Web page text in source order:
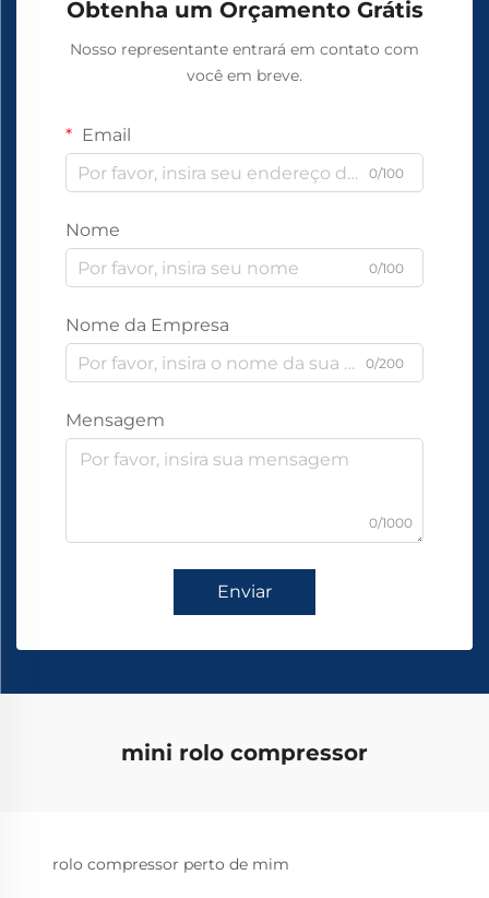
Obtenha um Orçamento Grátis
Nosso representante entrará em contato com
você em breve.
Email
0/100
Nome
0/100
Nome da Empresa
0/200
Mensagem
0/1000
Enviar
mini rolo compressor
rolo compressor perto de mim